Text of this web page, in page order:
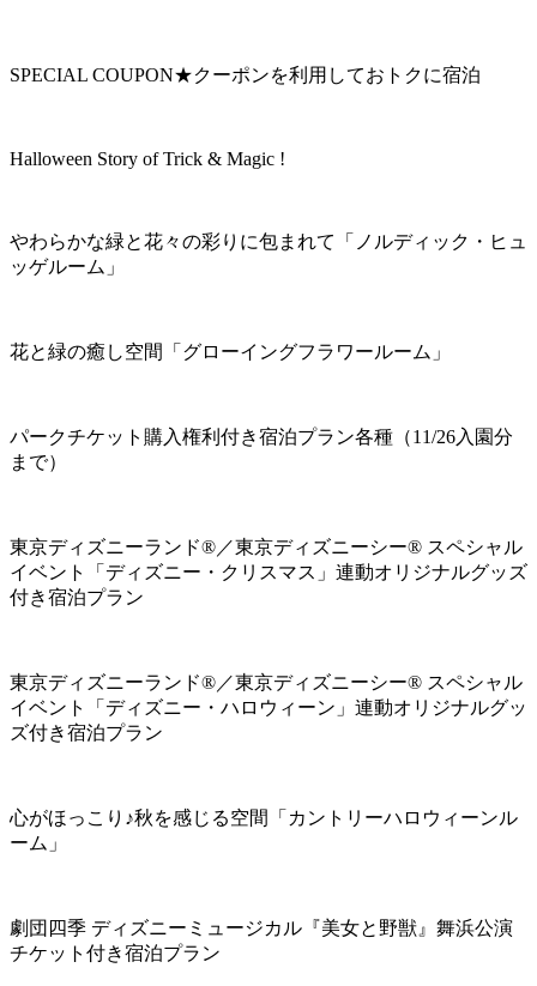
SPECIAL COUPON★クーポンを利用しておトクに宿泊
Halloween Story of Trick & Magic !
やわらかな緑と花々の彩りに包まれて「ノルディック・ヒュ
ッゲルーム」
花と緑の癒し空間「グローイングフラワールーム」
パークチケット購入権利付き宿泊プラン各種（11/26入園分
まで）
東京ディズニーランド®／東京ディズニーシー® スペシャル
イベント「ディズニー・クリスマス」連動オリジナルグッズ
付き宿泊プラン
東京ディズニーランド®／東京ディズニーシー® スペシャル
イベント「ディズニー・ハロウィーン」連動オリジナルグッ
ズ付き宿泊プラン
心がほっこり♪秋を感じる空間「カントリーハロウィーンル
ーム」
劇団四季 ディズニーミュージカル『美女と野獣』舞浜公演
チケット付き宿泊プラン